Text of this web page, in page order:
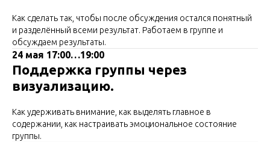
Как сделать так, чтобы после обсуждения остался понятный
и разделённый всеми результат. Работаем в группе и
обсуждаем результаты.
24 мая 17:00…19:00
Поддержка группы через
визуализацию.
Как удерживать внимание, как выделять главное в
содержании, как настраивать эмоциональное состояние
группы.